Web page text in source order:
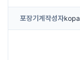
포장기계 작성자kopa